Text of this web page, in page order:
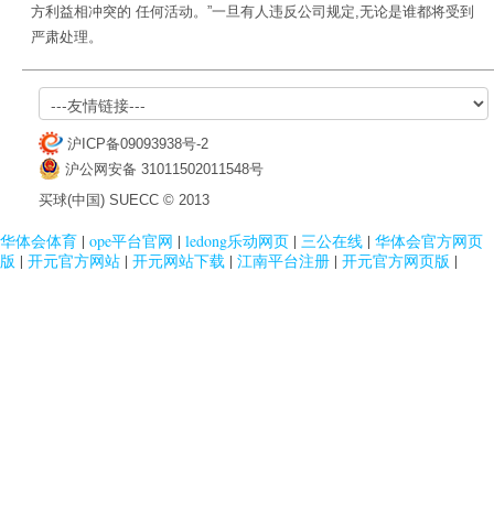
方利益相冲突的 任何活动。”一旦有人违反公司规定,无论是谁都将受到
严肃处理。
沪ICP备09093938号-2
沪公网安备 31011502011548号
买球(中国) SUECC © 2013
华体会体育 | ope平台官网 | ledong乐动网页 | 三公在线 | 华体会官方网页
版 | 开元官方网站 | 开元网站下载 | 江南平台注册 | 开元官方网页版 |